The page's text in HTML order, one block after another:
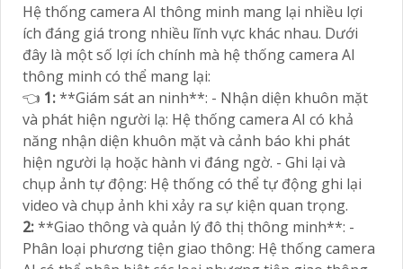
Hệ thống camera AI thông minh mang lại nhiều lợi
ích đáng giá trong nhiều lĩnh vực khác nhau. Dưới
đây là một số lợi ích chính mà hệ thống camera AI
thông minh có thể mang lại:
👈 1:**Giám sát an ninh**: - Nhận diện khuôn mặt
và phát hiện người lạ: Hệ thống camera AI có khả
năng nhận diện khuôn mặt và cảnh báo khi phát
hiện người lạ hoặc hành vi đáng ngờ. - Ghi lại và
chụp ảnh tự động: Hệ thống có thể tự động ghi lại
video và chụp ảnh khi xảy ra sự kiện quan trọng.
2:**Giao thông và quản lý đô thị thông minh**: -
Phân loại phương tiện giao thông: Hệ thống camera